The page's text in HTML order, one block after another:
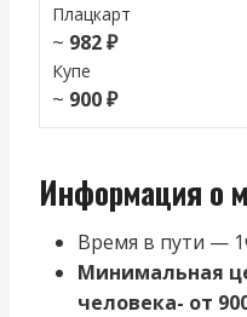
Плацкарт
~ 982 ₽
Купе
~ 900 ₽
Информация о
Время в пути —
Минимальная
человека- от